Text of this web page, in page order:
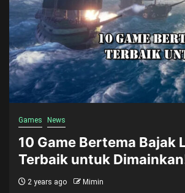
Games News
10 Game Bertema Bajak
Terbaik untuk
2 years ago Mimin